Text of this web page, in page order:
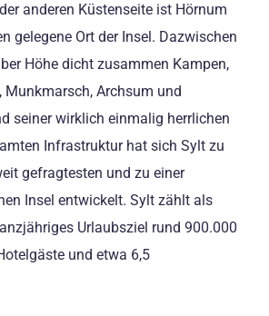
anderen Küstenseite ist Hörnum
gelegene Ort der Insel. Dazwischen
Höhe dicht zusammen Kampen,
Munkmarsch, Archsum und
seiner wirklich einmalig herrlichen
Infrastruktur hat sich Sylt zu
gefragtesten und zu einer
Insel entwickelt. Sylt zählt als
Urlaubsziel rund 900.000
und etwa 6,5